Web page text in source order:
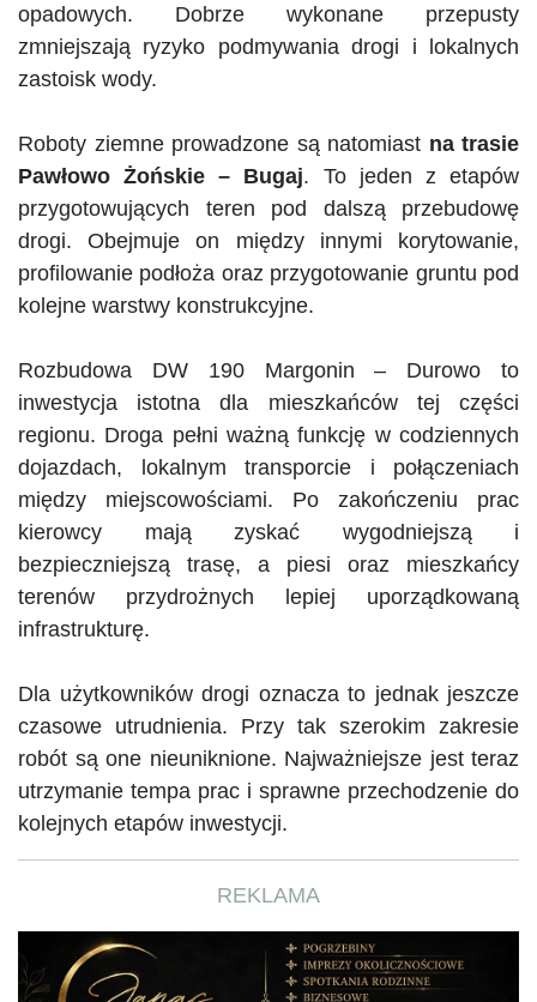
opadowych. Dobrze wykonane przepusty
zmniejszają ryzyko podmywania drogi i lokalnych
zastoisk wody.
Roboty ziemne prowadzone są natomiast na trasie
PawłowoŻońskie – Bugaj. To jeden z etapów
przygotowujących teren pod dalszą przebudowę
drogi. Obejmuje on między innymi korytowanie,
profilowanie podłoża oraz przygotowanie gruntu pod
kolejne warstwy konstrukcyjne.
Rozbudowa DW190 Margonin – Durowo to
inwestycja istotna dla mieszkańców tej części
regionu. Droga pełni ważną funkcję w codziennych
dojazdach, lokalnym transporcie i połączeniach
między miejscowościami. Po zakończeniu prac
kierowcy mają zyskać wygodniejszą i
bezpieczniejszą trasę, a piesi oraz mieszkańcy
terenów przydrożnych lepiej uporządkowaną
infrastrukturę.
Dla użytkowników drogi oznacza to jednak jeszcze
czasowe utrudnienia. Przy tak szerokim zakresie
robót są one nieuniknione. Najważniejsze jest teraz
utrzymanie tempa prac i sprawne przechodzenie do
kolejnych etapów inwestycji.
REKLAMA